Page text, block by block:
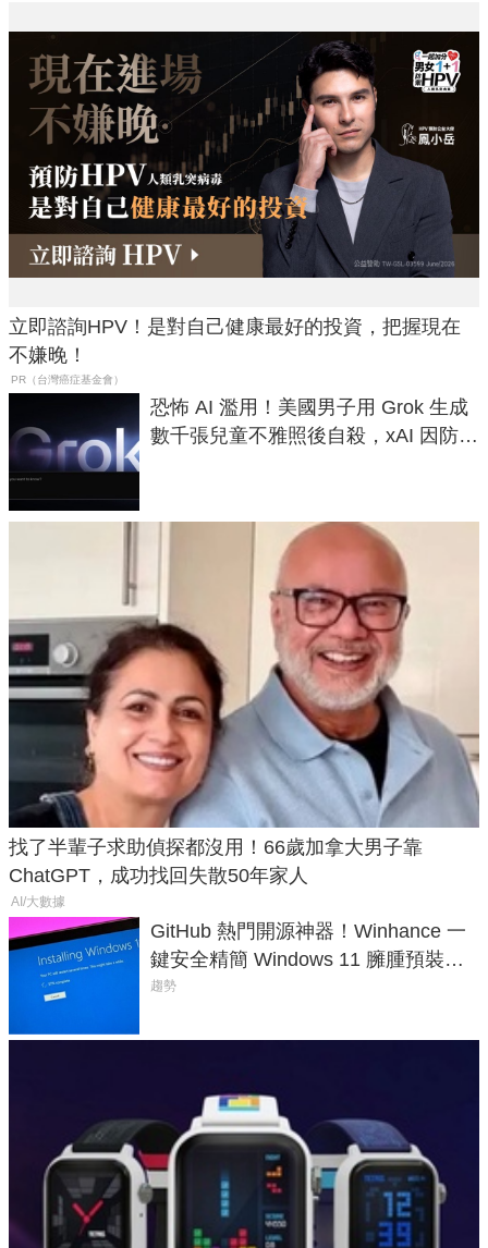
立即諮詢HPV！是對自己健康最好的投資，把握現在
不嫌晚！
PR（台灣癌症基金會）
恐怖 AI 濫用！美國男子用 Grok 生成
數千張兒童不雅照後自殺，xAI 因防護
找了半輩子求助偵探都沒用！66歲加拿大男子靠
ChatGPT，成功找回失散50年家人
AI/大數據
GitHub 熱門開源神器！Winhance 一
鍵安全精簡 Windows 11 臃腫預裝軟
體與後台追蹤
趨勢